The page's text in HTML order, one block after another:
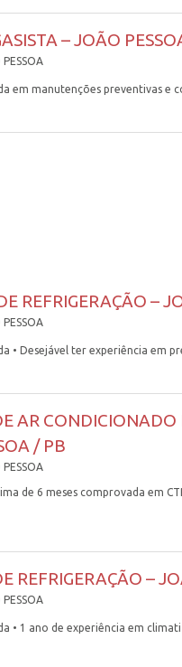
– JOÃO
em manutenções preventivas e
REFRIGERAÇÃO –
• Desejável ter experiência em
AR
/ PB
de 6 meses comprovada em
REFRIGERAÇÃO –
• 1 ano de experiência em